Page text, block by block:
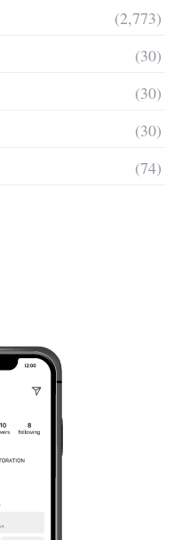
(2,773)
(30)
(30)
(30)
(74)